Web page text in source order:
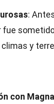
:
fue
y
con